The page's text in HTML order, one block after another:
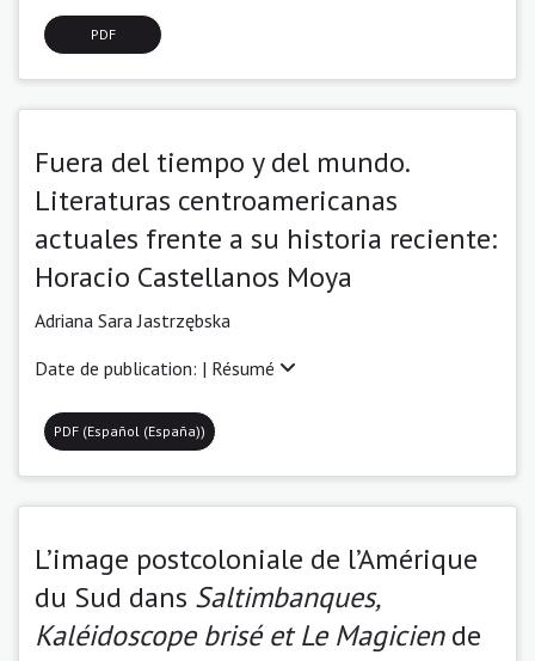
PDF
Fuera del tiempo y del mundo.
Literaturas centroamericanas
actuales frente a su historia reciente:
Horacio Castellanos Moya
Adriana Sara Jastrzębska
Date de publication: | Résumé
PDF (Español (España))
L’image postcoloniale de l’Amérique
du Sud dans Saltimbanques,
Kaléidoscope brisé et Le Magiciende